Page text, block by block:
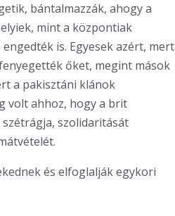
bántalmazzák, ahogy a
mint a központiak
is. Egyesek azért, mert
őket, megint mások
a pakisztáni klánok
volt ahhoz, hogy a brit
szolidaritását
és elfoglalják egykori